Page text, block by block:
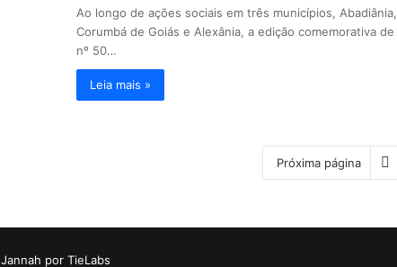
Ao longo de ações sociais em três municípios, Abadiânia,
Corumbá de Goiás e Alexânia, a edição comemorativa de
nº 50…
Leia mais »
Próxima página
Jannah por TieLabs